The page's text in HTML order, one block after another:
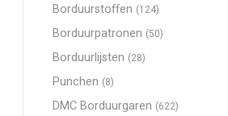
Borduurstoffen (124)
Borduurpatronen (50)
Borduurlijsten (28)
Punchen (8)
DMC Borduurgaren (622)